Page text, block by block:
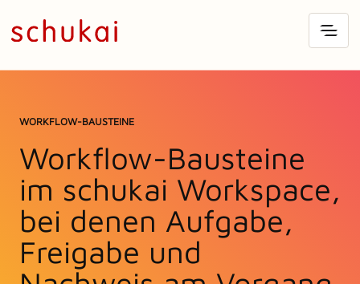
WORKFLOW-BAUSTEINE
Workflow-Bausteine
im schukai Workspace,
bei denen Aufgabe,
Freigabe und